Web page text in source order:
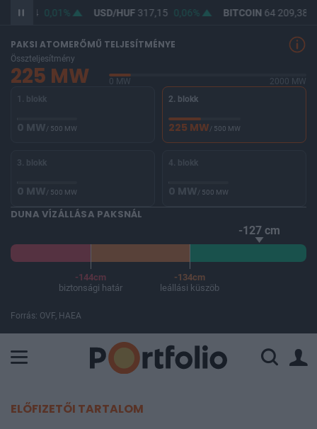
365,44 0,01% USD/HUF317,15 0,06% BITCOIN64 209,38
PAKSI ATOMERŐMŰ TELJESÍTMÉNYE
Összteljesítmény
225 MW 0 MW
2000 MW
1. blokk
0 MW/ 500 MW
2. blokk
225 MW/ 500 MW
3. blokk
0 MW/ 500 MW
4. blokk
0 MW/ 500 MW
DUNA VÍZÁLLÁSA PAKSNÁL
-127 cm
-144cm
biztonsági határ
-134cm
leállási küszöb
Forrás: OVF, HAEA
ELŐFIZETŐI TARTALOM